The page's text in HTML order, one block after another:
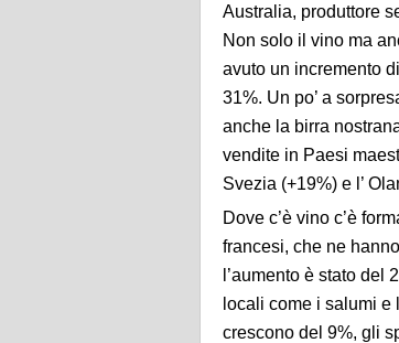
Australia, produttore
Non solo il vino ma
avuto un incremento
31%. Un po’ a
anche la birra
vendite in Paesi
Svezia (+19%) e l’
Dove c’è vino c’è
francesi, che ne
l’aumento è stato
locali come i salumi
crescono del 9%, gli